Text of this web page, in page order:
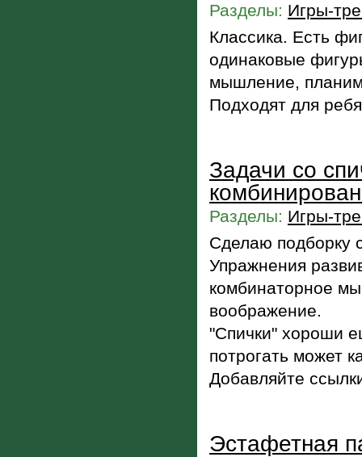
Разделы: Игры-
Классика. Есть
одинаковые
мышление,
Подходят для
Задачи со
Разделы: Игры-
Сделаю подборку
Упражнения
комбинаторное
воображение.
"Спички" хороши
потрогать может
Добавляйте
Эстафетная